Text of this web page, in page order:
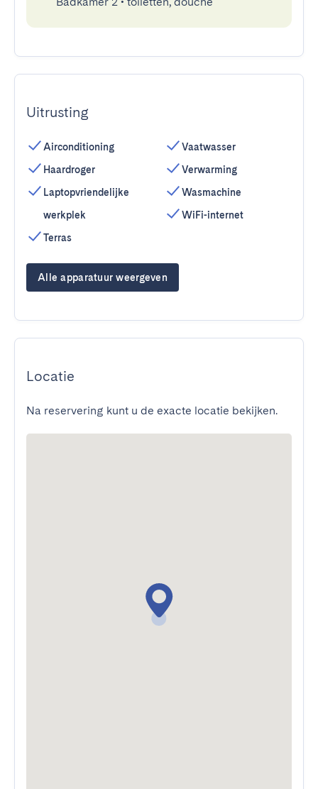
Uitrusting
Airconditioning
Haardroger
Laptopvriendelijke
werkplek
Terras
Vaatwasser
Verwarming
Wasmachine
WiFi-internet
Alle apparatuur weergeven
Locatie
Na reservering kunt u de exacte locatie bekijken.